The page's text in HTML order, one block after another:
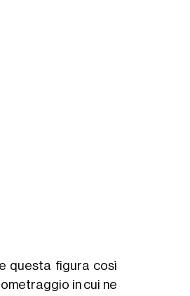
questa figura così
in cui ne